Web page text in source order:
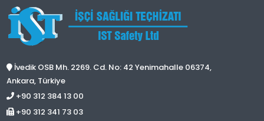
İvedik OSB Mh. 2269. Cd. No: 42 Yenimahalle 06374,
Ankara, Türkiye
+90 312 384 13 00
+90 312 341 73 03